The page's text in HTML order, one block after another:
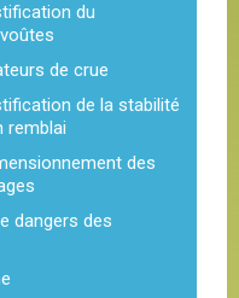
du
de crue
de la stabilité
remblai
des
dangers des